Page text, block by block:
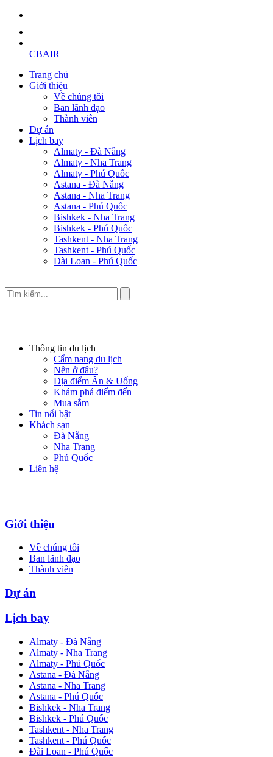
CBAIR
Trang chủ
Giới thiệu
Về chúng tôi
Ban lãnh đạo
Thành viên
Dự án
Lịch bay
Almaty - Đà Nẵng
Almaty - Nha Trang
Almaty - Phú Quốc
Astana - Đà Nẵng
Astana - Nha Trang
Astana - Phú Quốc
Bishkek - Nha Trang
Bishkek - Phú Quốc
Tashkent - Nha Trang
Tashkent - Phú Quốc
Đài Loan - Phú Quốc
Thông tin du lịch
Cẩm nang du lịch
Nên ở đâu?
Địa điểm Ăn & Uống
Khám phá điểm đến
Mua sắm
Tin nổi bật
Khách sạn
Đà Nẵng
Nha Trang
Phú Quốc
Liên hệ
Giới thiệu
Về chúng tôi
Ban lãnh đạo
Thành viên
Dự án
Lịch bay
Almaty - Đà Nẵng
Almaty - Nha Trang
Almaty - Phú Quốc
Astana - Đà Nẵng
Astana - Nha Trang
Astana - Phú Quốc
Bishkek - Nha Trang
Bishkek - Phú Quốc
Tashkent - Nha Trang
Tashkent - Phú Quốc
Đài Loan - Phú Quốc